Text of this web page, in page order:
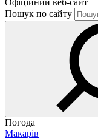
Офіційний веб-сайт
Пошук по сайту
Погода
Макарів